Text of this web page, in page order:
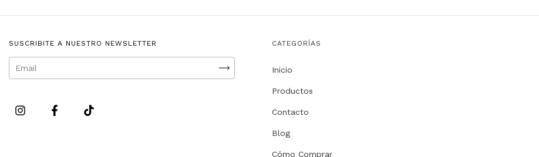
SUSCRIBITE A NUESTRO NEWSLETTER CATEGORÍAS
Inicio
Productos
Contacto
Blog
Cómo Comprar